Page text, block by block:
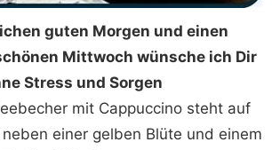
guten Morgen und einen
Mittwoch wünsche ich Dir
Stress und Sorgen
mit Cappuccino steht auf
einer gelben Blüte und einem